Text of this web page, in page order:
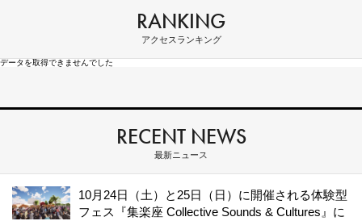
RANKING
アクセスランキング
データを取得できませんでした
RECENT NEWS
最新ニュース
10月24日（土）と25日（日）に開催される体験型
フェス『集楽座 Collective Sounds & Cultures』に